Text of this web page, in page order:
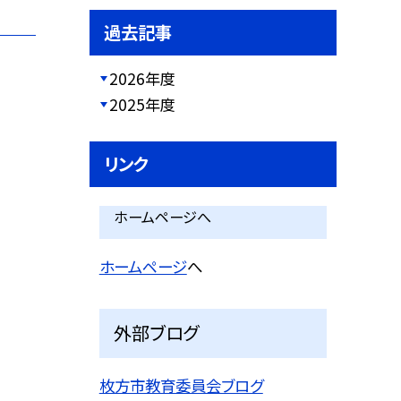
過去記事
2026年度
2025年度
リンク
ホームページへ
ホームページへ
外部ブログ
枚方市教育委員会ブログ